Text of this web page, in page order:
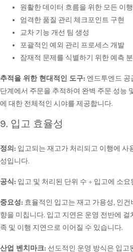
원활한 데이터 흐름을 위한 모든 이
엄격한 품질 관리 체크포인트 구현
교차 기능 개선 팀 생성
포괄적인 예외 관리 프로세스 개발
잠재적 문제를 식별하기 위한 예측
추적을 위한 현대적인 도구: 엔드투엔드 공
단계에서 주문을 추적하여 완벽 주문 성능
에 대한 전체적인 시야를 제공합니다.
9. 입고 효율성
정의: 입고되는 재고가 처리되고 이행에 사
성입니다.
공식: 입고 및 처리된 단위 수 ÷ 입고에 소요
중요성: 효율적인 입고는 재고 가용성, 인
향을 미칩니다. 입고 지연은 운영 전반에
족 및 이행 지연으로 이어질 수 있습니다.
산업 벤치마크: 선도적인 운영 방식은 입고